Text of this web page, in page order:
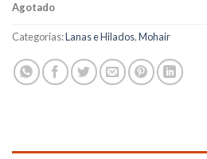
Agotado
Categorías:Lanas e Hilados,Mohair